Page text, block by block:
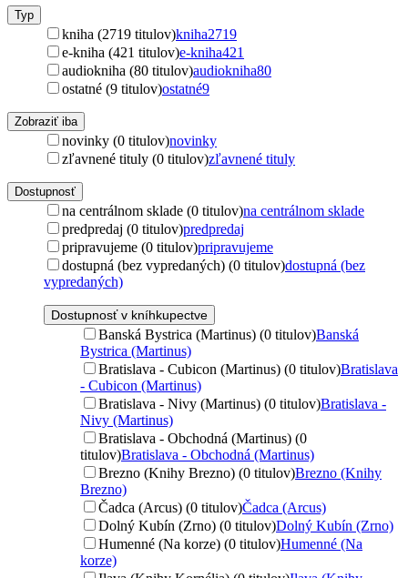
Typ
kniha (2719 titulov)kniha2719
e-kniha (421 titulov)e-kniha421
audiokniha (80 titulov)audiokniha80
ostatné (9 titulov)ostatné9
Zobraziť iba
novinky (0 titulov)novinky
zľavnené tituly (0 titulov)zľavnené tituly
Dostupnosť
na centrálnom sklade (0 titulov)na centrálnom sklade
predpredaj (0 titulov)predpredaj
pripravujeme (0 titulov)pripravujeme
dostupná (bez vypredaných) (0 titulov)dostupná (bez
vypredaných)
Dostupnosť v kníhkupectve
Banská Bystrica (Martinus) (0 titulov)Banská
Bystrica (Martinus)
Bratislava - Cubicon (Martinus) (0 titulov)Bratislava
- Cubicon (Martinus)
Bratislava - Nivy (Martinus) (0 titulov)Bratislava -
Nivy (Martinus)
Bratislava - Obchodná (Martinus) (0
titulov)Bratislava - Obchodná (Martinus)
Brezno (Knihy Brezno) (0 titulov)Brezno (Knihy
Brezno)
Čadca (Arcus) (0 titulov)Čadca (Arcus)
Dolný Kubín (Zrno) (0 titulov)Dolný Kubín (Zrno)
Humenné (Na korze) (0 titulov)Humenné (Na
korze)